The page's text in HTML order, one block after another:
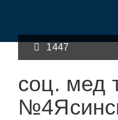
1447
соц. мед